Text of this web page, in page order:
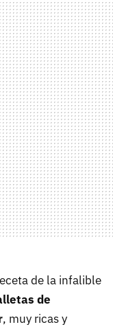
de la infalible
de
, muy ricas y